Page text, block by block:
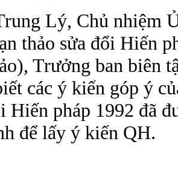
Lý, Chủ nhiệm
thảo sửa đổi Hiến
Trưởng ban biên
các ý kiến góp ý
Hiến pháp 1992 đã
để lấy ý kiến QH.